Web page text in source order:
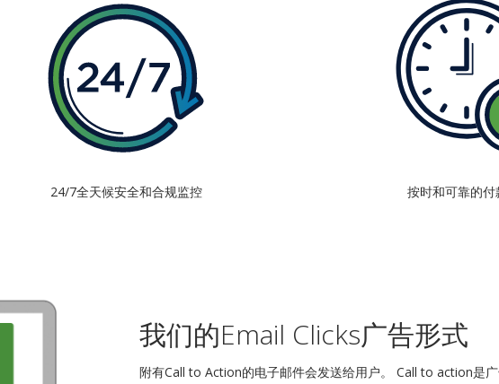
24/7全天候安全和合规监控 按时和可靠的付
我们的Email Clicks广告形式
附有Call to Action的电子邮件会发送给用户。 Call to action是